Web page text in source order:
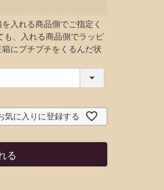
入れる商品側でご指定く
、入れる商品側でラッピ
にプチプチをくるんだ状
気に入りに登録する
る